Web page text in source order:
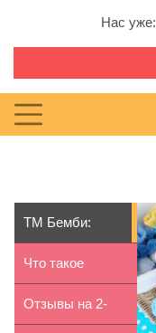
Нас уже:
ТМ Бемби:
одеваем деток к
лету
Что такое
отоакустическая
Отзывы на 2-